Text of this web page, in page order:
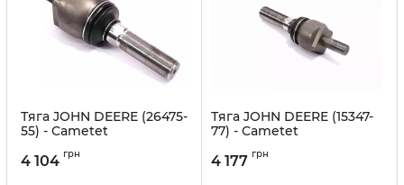
Тяга JOHN DEERE (26475-
55) - Cametet
4 104 грн
Тяга JOHN DEERE (15347-
77) - Cametet
4 177 грн